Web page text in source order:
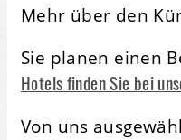
Mehr über den
Sie planen einen
Hotels finden Sie bei
Von uns